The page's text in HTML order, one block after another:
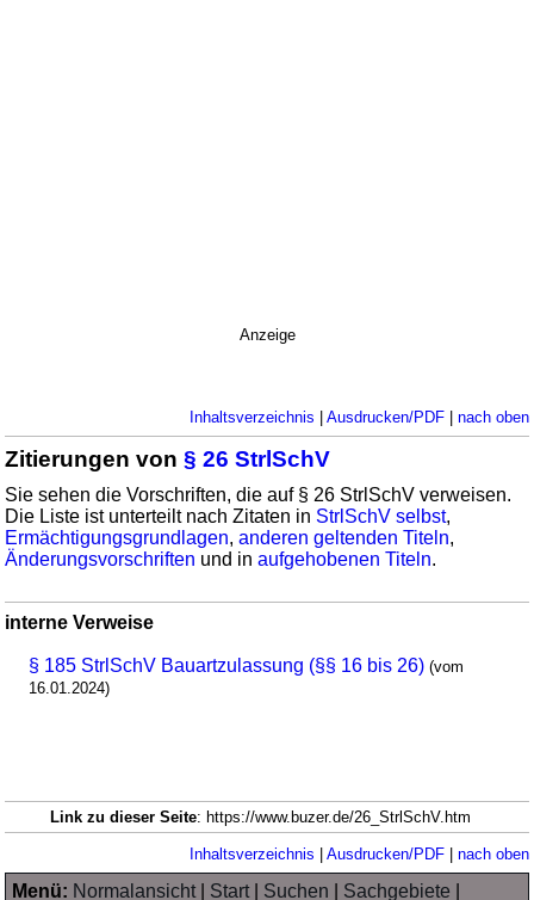
Anzeige
Inhaltsverzeichnis | Ausdrucken/PDF| nach oben
Zitierungen von§ 26 StrlSchV
Sie sehen die Vorschriften, die auf § 26 StrlSchV verweisen.
Die Liste ist unterteilt nach Zitaten in StrlSchV selbst,
Ermächtigungsgrundlagen,anderen geltenden Titeln,
Änderungsvorschriften und inaufgehobenen Titeln.
interne Verweise
§ 185 StrlSchV Bauartzulassung (§§ 16 bis 26) (vom
16.01.2024)
Link zu dieser Seite: https://www.buzer.de/26_StrlSchV.htm
Inhaltsverzeichnis | Ausdrucken/PDF| nach oben
Menü: Normalansicht| Start| Suchen Sachgebiete